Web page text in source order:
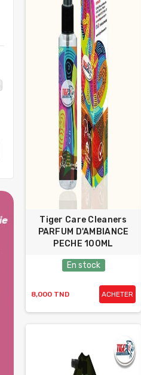
Tiger Care Cleaners
PARFUM D'AMBIANCE
PECHE 100ML
En stock
8,000 TND ACHETER